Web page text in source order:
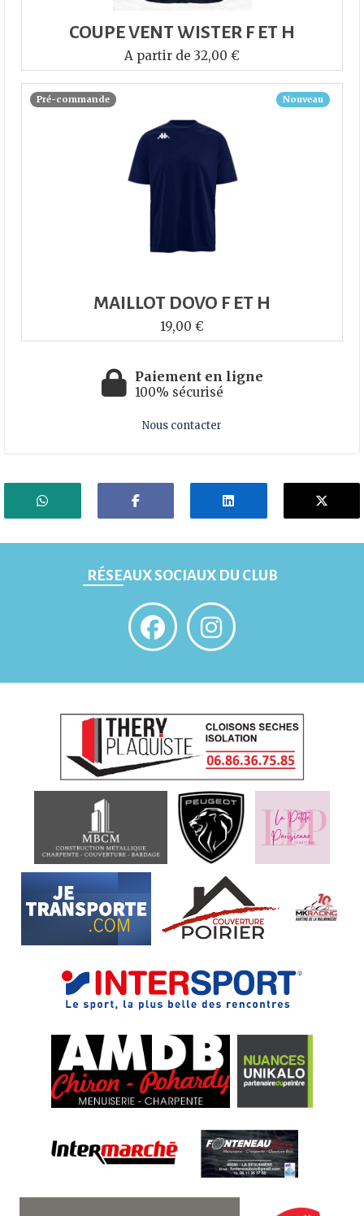
COUPE VENT WISTER F ET H
A partir de 32,00 €
Pré-commande Nouveau
MAILLOT DOVO F ET H
19,00 €
Paiement en ligne
100% sécurisé
Nous contacter
RÉSEAUX SOCIAUX DU CLUB